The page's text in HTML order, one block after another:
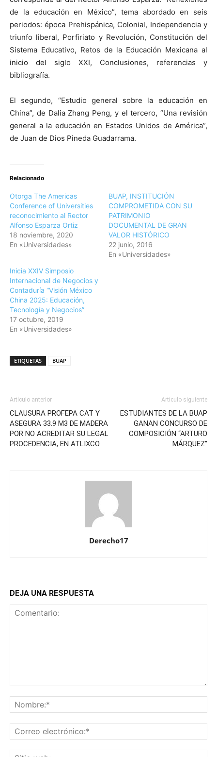
de la educación en México”, tema abordado en seis
periodos: época Prehispánica, Colonial, Independencia y
triunfo liberal, Porfiriato y Revolución, Constitución del
Sistema Educativo, Retos de la Educación Mexicana al
inicio del siglo XXI, Conclusiones, referencias y
bibliografía.
El segundo, “Estudio general sobre la educación en
China”, de Dalia Zhang Peng, y el tercero, “Una revisión
general a la educación en Estados Unidos de América”,
de Juan de Dios Pineda Guadarrama.
Relacionado
Otorga The Americas
Conference of Universities
reconocimiento al Rector
Alfonso Esparza Ortiz
18 noviembre, 2020
En «Universidades»
BUAP, INSTITUCIÓN
COMPROMETIDA CON SU
PATRIMONIO
DOCUMENTAL DE GRAN
VALOR HISTÓRICO
22 junio, 2016
En «Universidades»
Inicia XXIV Simposio
Internacional de Negocios y
Contaduría “Visión México
China 2025: Educación,
Tecnología y Negocios”
17 octubre, 2019
En «Universidades»
ETIQUETAS BUAP
Artículo anterior
CLAUSURA PROFEPA CAT Y
ASEGURA 33.9 M3 DE MADERA
POR NO ACREDITAR SU LEGAL
PROCEDENCIA, EN ATLIXCO
Artículo siguiente
ESTUDIANTES DE LA BUAP
GANAN CONCURSO DE
COMPOSICIÓN “ARTURO
MÁRQUEZ”
Derecho17
DEJA UNA RESPUESTA